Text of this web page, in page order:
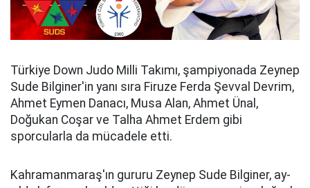
Türkiye Down Judo Milli Takımı, şampiyonada Zeynep
Sude Bilginer'in yanı sıra Firuze Ferda Şevval Devrim,
Ahmet Eymen Danacı, Musa Alan, Ahmet Ünal,
Doğukan Coşar ve Talha Ahmet Erdem gibi
sporcularla da mücadele etti.
Kahramanmaraş'ın gururu Zeynep Sude Bilginer, ay-